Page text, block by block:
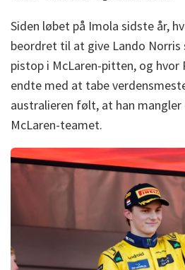
Siden løbet på Imola sidste år,
beordret til at give Lando
pistop i McLaren-pitten, og
endte med at tabe
australieren følt, at han
McLaren-teamet.